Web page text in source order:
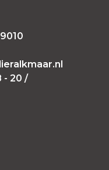
- 20 /